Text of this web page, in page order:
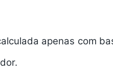
apenas com